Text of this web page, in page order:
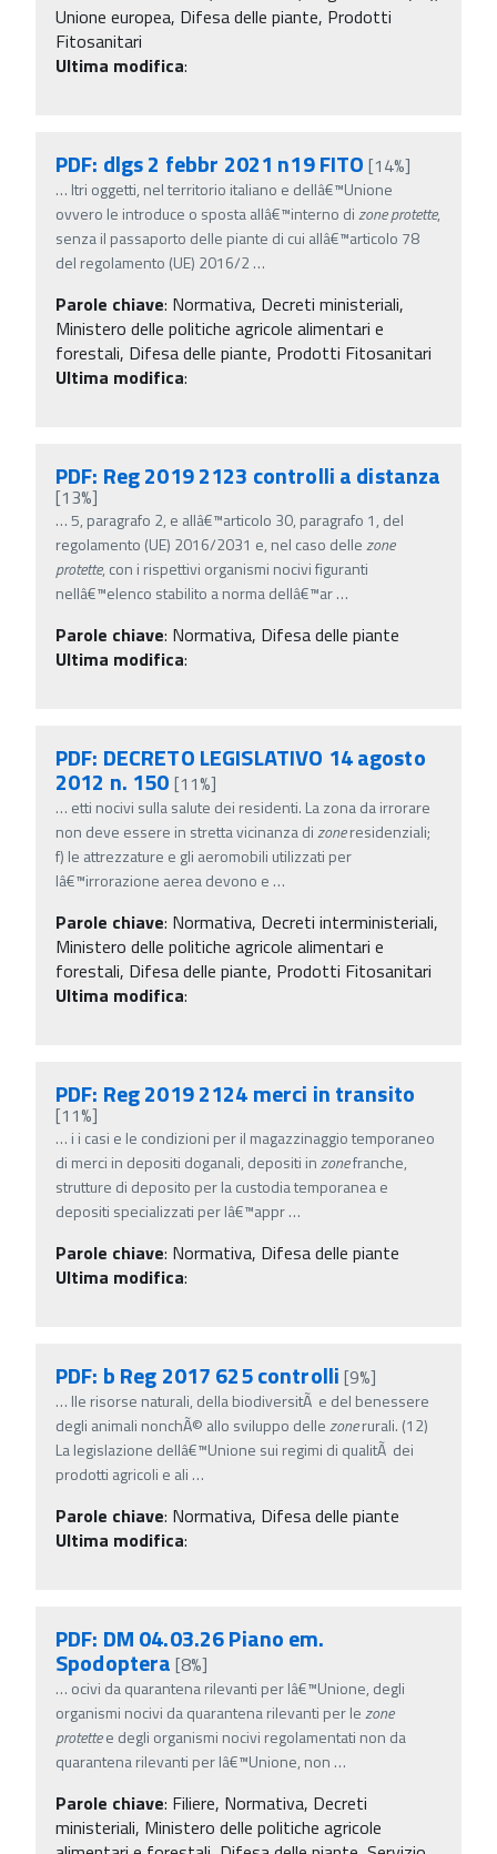
Unione europea, Difesa delle piante, Prodotti
Fitosanitari
Ultima modifica:
PDF: dlgs 2 febbr 2021 n19 FITO [14%]
… ltri oggetti, nel territorio italiano e dellâ€™Unione
ovvero le introduce o sposta allâ€™interno dizoneprotette,
senza il passaporto delle piante di cui allâ€™articolo 78
del regolamento (UE) 2016/2…
Parole chiave: Normativa, Decreti ministeriali,
Ministero delle politiche agricole alimentari e
forestali, Difesa delle piante, Prodotti Fitosanitari
Ultima modifica:
PDF: Reg 2019 2123 controlli a distanza
[13%]
…5, paragrafo 2, e allâ€™articolo 30, paragrafo 1, del
regolamento (UE) 2016/2031 e, nel caso dellezone
protette, con i rispettivi organismi nocivi figuranti
nellâ€™elenco stabilito a norma dellâ€™ar…
Parole chiave: Normativa, Difesa delle piante
Ultima modifica:
PDF: DECRETO LEGISLATIVO 14 agosto
2012 n. 150 [11%]
… etti nocivi sulla salute dei residenti. La zona da irrorare
non deve essere in stretta vicinanza dizoneresidenziali;
f) le attrezzature e gli aeromobili utilizzati per
lâ€™irrorazione aerea devono e …
Parole chiave: Normativa, Decreti interministeriali,
Ministero delle politiche agricole alimentari e
forestali, Difesa delle piante, Prodotti Fitosanitari
Ultima modifica:
PDF: Reg 2019 2124 merci in transito
[11%]
… i i casi e le condizioni per il magazzinaggio temporaneo
di merci in depositi doganali, depositi inzonefranche,
strutture di deposito per la custodia temporanea e
depositi specializzati per lâ€™appr…
Parole chiave: Normativa, Difesa delle piante
Ultima modifica:
PDF: b Reg 2017 625 controlli [9%]
… lle risorse naturali, della biodiversitÃ e del benessere
degli animali nonchÃ© allo sviluppo dellezonerurali. (12)
La legislazione dellâ€™Unione sui regimi di qualitÃ dei
prodotti agricoli e ali …
Parole chiave: Normativa, Difesa delle piante
Ultima modifica:
PDF: DM 04.03.26 Piano em.
Spodoptera [8%]
… ocivi da quarantena rilevanti per lâ€™Unione, degli
organismi nocivi da quarantena rilevanti per lezone
protettee degli organismi nocivi regolamentati non da
quarantena rilevanti per lâ€™Unione, non …
Parole chiave: Filiere, Normativa, Decreti
ministeriali, Ministero delle politiche agricole